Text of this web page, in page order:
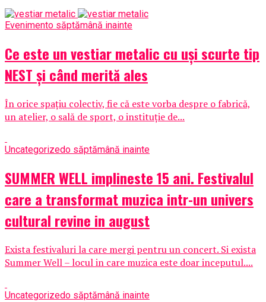
Evenimento săptămână inainte
Ce este un vestiar metalic cu uși scurte tip
NEST și când merită ales
În orice spațiu colectiv, fie că este vorba despre o fabrică,
un atelier, o sală de sport, o instituție de...
Uncategorizedo săptămână inainte
SUMMER WELL implineste 15 ani. Festivalul
care a transformat muzica intr-un univers
cultural revine in august
Exista festivaluri la care mergi pentru un concert. Si exista
Summer Well – locul in care muzica este doar inceputul....
Uncategorizedo săptămână inainte